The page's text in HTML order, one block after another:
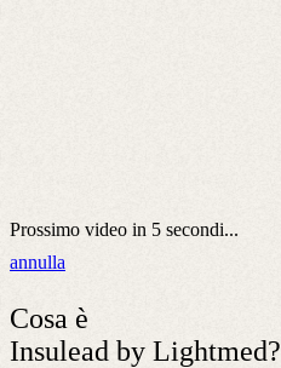
Prossimo video in 5 secondi...
annulla
Cosa è
Insulead by Lightmed?